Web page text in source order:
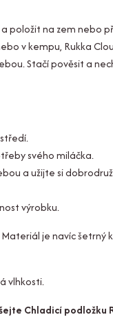
položit na zem nebo
v kempu, Rukka
Stačí pověsit a
svého miláčka.
a užijte si
výrobku.
je navíc šetrný
vlhkosti.
Chladicí podložku